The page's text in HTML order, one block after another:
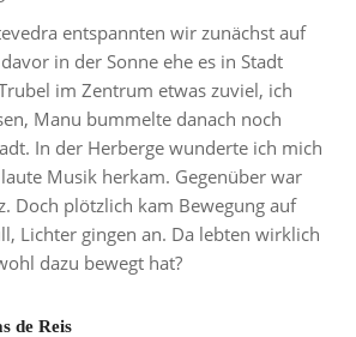
entspannten wir zunächst auf
in der Sonne ehe es in Stadt
im Zentrum etwas zuviel, ich
Manu bummelte danach noch
In der Herberge wunderte ich mich
Musik herkam. Gegenüber war
Doch plötzlich kam Bewegung auf
Lichter gingen an. Da lebten wirklich
dazu bewegt hat?
de Reis